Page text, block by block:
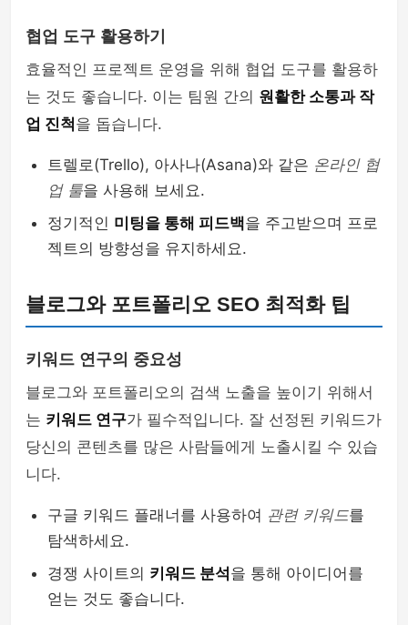
협업 도구 활용하기
효율적인 프로젝트 운영을 위해 협업 도구를 활용하
는 것도 좋습니다. 이는 팀원 간의 원활한 소통과 작
업 진척을 돕습니다.
트렐로(Trello), 아사나(Asana)와 같은 온라인 협
업 툴을 사용해 보세요.
정기적인 미팅을 통해 피드백을 주고받으며 프로
젝트의 방향성을 유지하세요.
블로그와 포트폴리오 SEO 최적화 팁
키워드 연구의 중요성
블로그와 포트폴리오의 검색 노출을 높이기 위해서
는 키워드 연구가 필수적입니다. 잘 선정된 키워드가
당신의 콘텐츠를 많은 사람들에게 노출시킬 수 있습
니다.
구글 키워드 플래너를 사용하여 관련 키워드를
탐색하세요.
경쟁 사이트의 키워드 분석을 통해 아이디어를
얻는 것도 좋습니다.